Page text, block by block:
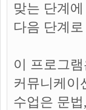
맞는 단계
다음 단계
이 프로그
커뮤니케이
수업은 문